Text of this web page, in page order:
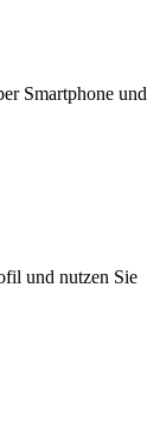
Smartphone und
und nutzen Sie